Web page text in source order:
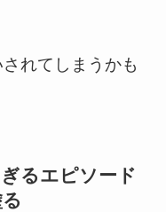
れてしまうかも
るエピソード